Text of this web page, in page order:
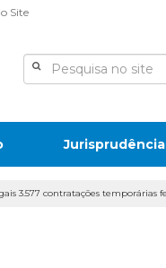
Site
Jurisprudência
3.577 contratações temporárias